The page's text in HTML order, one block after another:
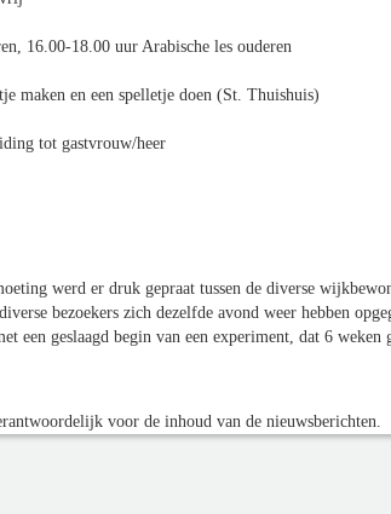
16.00-18.00 uur Arabische les ouderen
maken en een spelletje doen (St. Thuishuis)
tot gastvrouw/heer
werd er druk gepraat tussen de diverse
bezoekers zich dezelfde avond weer hebben
geslaagd begin van een experiment, dat 6 weken
voor de inhoud van de nieuwsberichten.